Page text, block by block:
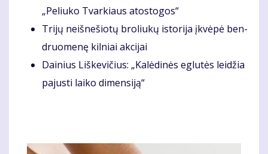
„Pe­liu­ko Tvar­kiaus atos­to­gos“
Tri­jų ne­iš­ne­šio­tų bro­liu­kų is­to­ri­ja įkvė­pė ben­
druo­me­nę kil­niai ak­ci­jai
Dai­nius Liš­ke­vi­čius: „Ka­lė­di­nės eg­lu­tės lei­džia
pa­jus­ti lai­ko di­men­si­ją“